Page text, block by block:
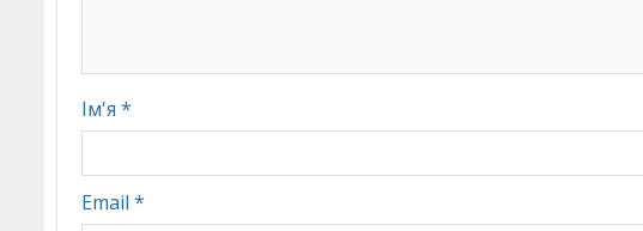
Ім'я *
Email *